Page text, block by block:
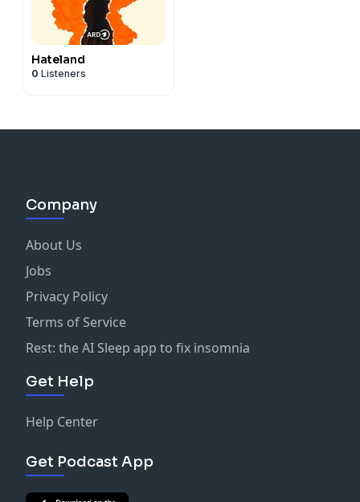
Hateland
0 Listeners
Company
About Us
Jobs
Privacy Policy
Terms of Service
Rest: the AI Sleep app to fix insomnia
Get Help
Help Center
Get Podcast App